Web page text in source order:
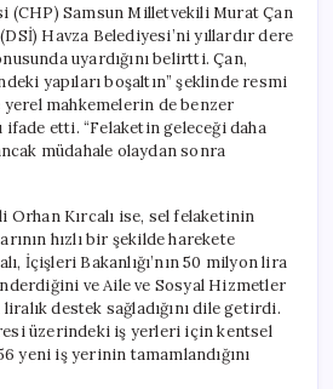
(CHP) Samsun Milletvekili Murat Çan
Havza Belediyesi’ni yıllardır dere
uyardığını belirtti. Çan,
yapıları boşaltın” şeklinde resmi
mahkemelerin de benzer
ifade etti. “Felaketin geleceği daha
müdahale olaydan sonra
Orhan Kırcalı ise, sel felaketinin
hızlı bir şekilde harekete
İçişleri Bakanlığı’nın 50 milyon lira
ve Aile ve Sosyal Hizmetler
liralık destek sağladığını dile getirdi.
üzerindeki iş yerleri için kentsel
yeni iş yerinin tamamlandığını